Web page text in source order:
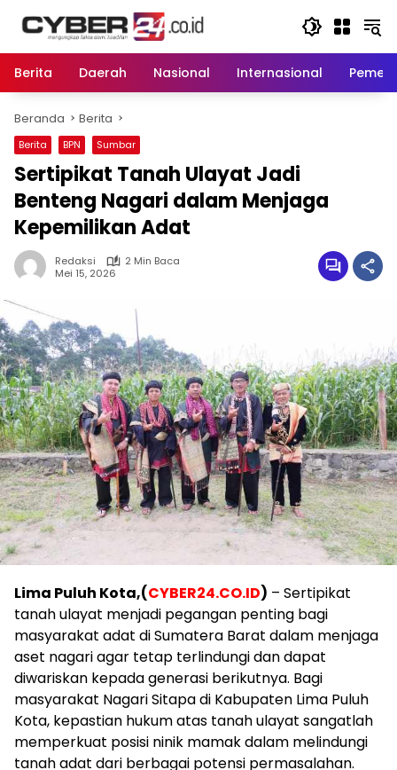
Berita
Daerah Nasional Internasional
Beranda Berita
Berita BPN Sumbar
Sertipikat Tanah Ulayat Jadi
Benteng Nagari dalam Menjaga
Kepemilikan Adat
Redaksi
2 Min Baca
Mei 15, 2026
Lima Puluh Kota,(CYBER24.CO.ID) – Sertipikat
tanah ulayat menjadi pegangan penting bagi
masyarakat adat di Sumatera Barat dalam menjaga
aset nagari agar tetap terlindungi dan dapat
diwariskan kepada generasi berikutnya. Bagi
masyarakat Nagari Sitapa di Kabupaten Lima Puluh
Kota, kepastian hukum atas tanah ulayat sangatlah
memperkuat posisi ninik mamak dalam melindungi
tanah adat dari berbagai potensi permasalahan.